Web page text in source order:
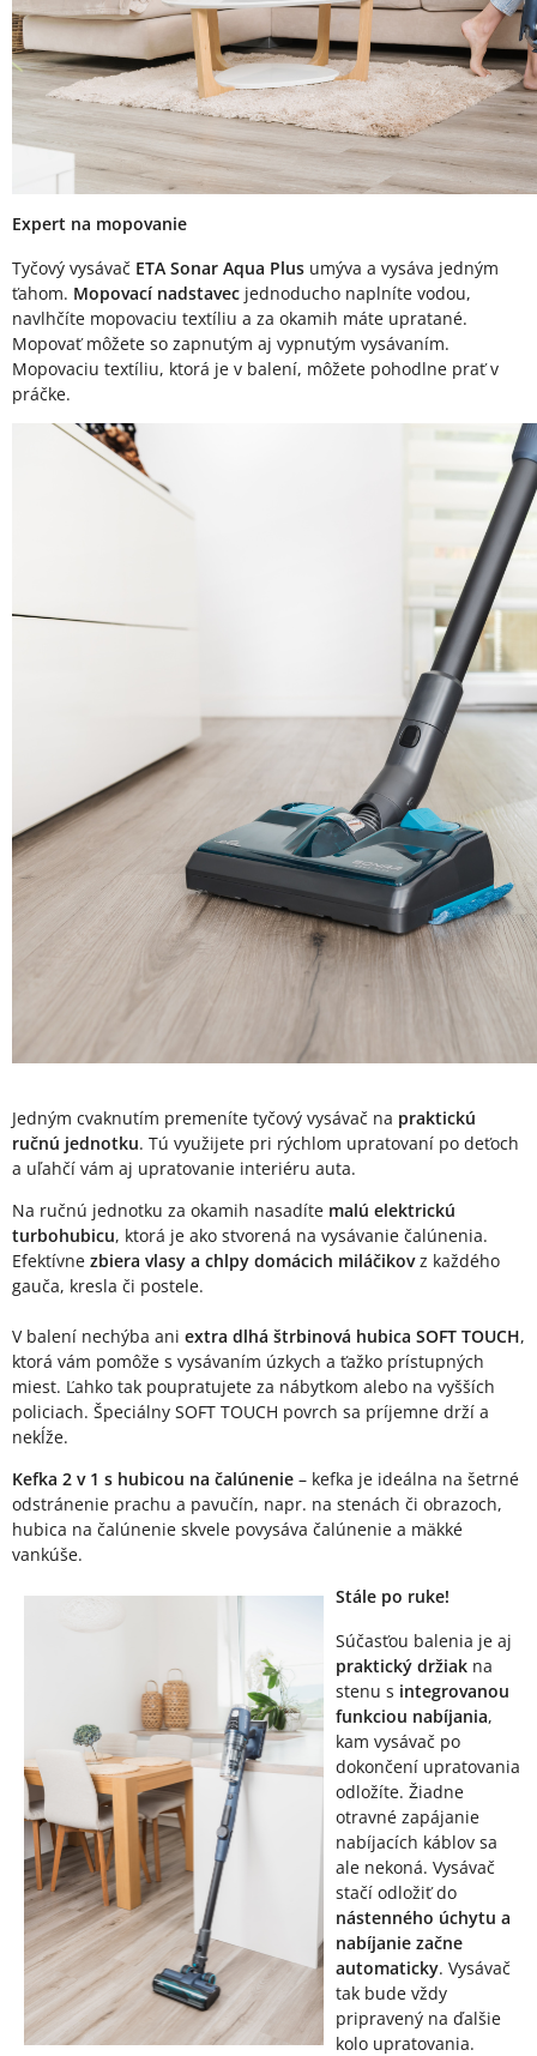
Expert na mopovanie
Tyčový vysávač ETA Sonar Aqua Plus umýva a vysáva jedným
ťahom. Mopovací nadstavec jednoducho naplníte vodou,
navlhčíte mopovaciu textíliu a za okamih máte upratané.
Mopovať môžete so zapnutým aj vypnutým vysávaním.
Mopovaciu textíliu, ktorá je v balení, môžete pohodlne prať v
práčke.
Jedným cvaknutím premeníte tyčový vysávač na praktickú
ručnú jednotku. Tú využijete pri rýchlom upratovaní po deťoch
a uľahčí vám aj upratovanie interiéru auta.
Na ručnú jednotku za okamih nasadíte malú elektrickú
turbohubicu, ktorá je ako stvorená na vysávanie čalúnenia.
Efektívne zbiera vlasy a chlpy domácich miláčikovz každého
gauča, kresla či postele.
V balení nechýba ani extra dlhá štrbinová hubica SOFT TOUCH,
ktorá vám pomôže s vysávaním úzkych a ťažko prístupných
miest. Ľahko tak poupratujete za nábytkom alebo na vyšších
policiach. Špeciálny SOFT TOUCH povrch sa príjemne drží a
nekĺže.
Kefka 2 v 1 s hubicou na čalúnenie – kefka je ideálna na šetrné
odstránenie prachu a pavučín, napr. na stenách či obrazoch,
hubica na čalúnenie skvele povysáva čalúnenie a mäkké
vankúše.
Stále po ruke!
Súčasťou balenia je aj
praktický držiak na
stenu s integrovanou
funkciou nabíjania,
kam vysávač po
dokončení upratovania
odložíte. Žiadne
otravné zapájanie
nabíjacích káblov sa
ale nekoná. Vysávač
stačí odložiť do
nástenného úchytu a
nabíjanie začne
automaticky. Vysávač
tak bude vždy
pripravený na ďalšie
kolo upratovania.